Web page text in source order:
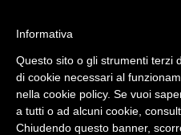
Il Blog del
accetta l'uso dei cookies
Fai clic per
Google Analytics.
Informativa
Questo sito o gli strumenti terzi
di cookie necessari al
nella cookie policy. Se vuoi
a tutti o ad alcuni cookie,
Chiudendo questo banner,